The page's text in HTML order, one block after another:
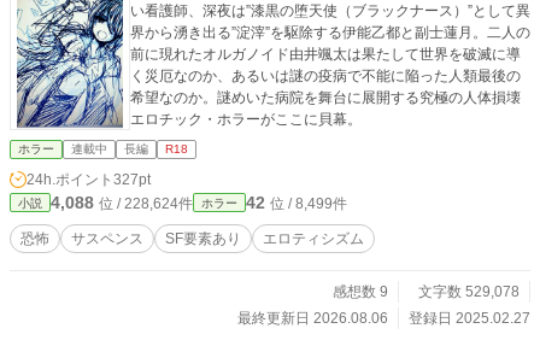
い看護師、深夜は”漆黒の堕天使（ブラックナース）”として異
界から湧き出る”淀滓”を駆除する伊能乙都と副士蓮月。二人の
前に現れたオルガノイド由井颯太は果たして世界を破滅に導
く災厄なのか、あるいは謎の疫病で不能に陥った人類最後の
希望なのか。謎めいた病院を舞台に展開する究極の人体損壊
エロチック・ホラーがここに貝幕。
ホラー 連載中 長編 R18
24h.ポイント 327pt
小説 4,088 位 / 228,624件 ホラー 42 位 / 8,499件
恐怖 サスペンス SF要素あり エロティシズム
感想数 9
文字数 529,078
最終更新日 2026.08.06
登録日 2025.02.27